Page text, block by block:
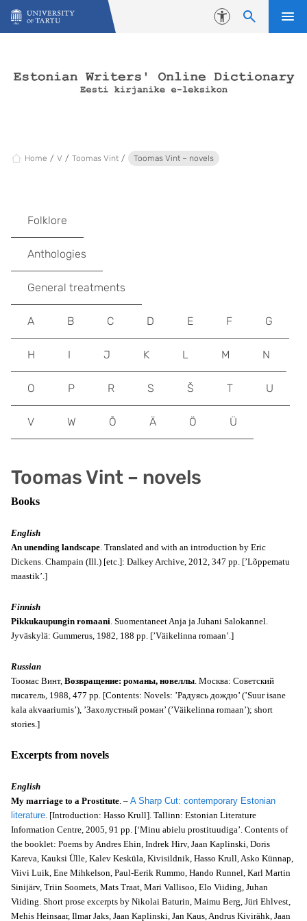
Skip to content
Accessibility
Home V Toomas Vint Toomas Vint – novels
Toomas Vint – novels
Books
English
An unending landscape. Translated and with an introduction by Eric
Dickens. Champain (Ill.) [etc.]: Dalkey Archive, 2012, 347 pp. [’Lõppematu
maastik’.]
Finnish
Pikkukaupungin romaani. Suomentaneet Anja ja Juhani Salokannel.
Jyväskylä: Gummerus, 1982, 188 pp. [’Väikelinna romaan’.]
Russian
Тоомас Винт, Возвращение: романы, новеллы. Москва: Советский
писатель, 1988, 477 pp. [Contents: Novels: ’Радуясь дождю’ (’Suur isane
kala akvaariumis’), ’Захолустный роман’ (’Väikelinna romaan’); short
stories.]
Excerpts from novels
English
My marriage to a Prostitute. – A Sharp Cut: contemporary Estonian
literature. [Introduction: Hasso Krull]. Tallinn: Estonian Literature
Information Centre, 2005, 91 pp. [‘Minu abielu prostituudiga’. Contents of
the booklet: Poems by Andres Ehin, Indrek Hirv, Jaan Kaplinski, Doris
Kareva, Kauksi Ülle, Kalev Kesküla, Kivisildnik, Hasso Krull, Asko Künnap,
Viivi Luik, Ene Mihkelson, Paul-Eerik Rummo, Hando Runnel, Karl Martin
Sinijärv, Triin Soomets, Mats Traat, Mari Vallisoo, Elo Viiding, Juhan
Viiding. Short prose excerpts by Nikolai Baturin, Maimu Berg, Jüri Ehlvest,
Mehis Heinsaar, Ilmar Jaks, Jaan Kaplinski, Jan Kaus, Andrus Kivirähk, Jaan
Folklore
Anthologies
General treatments
A B C D E F G
H I J K L M N
O P R S Š T U
V W Õ Ä Ö Ü